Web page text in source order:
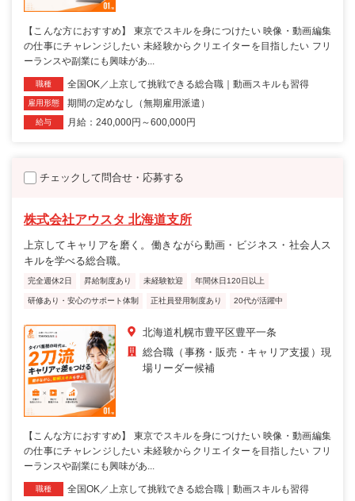
【こんな方におすすめ】 東京でスキルを身につけたい 映像・動画編集
の仕事にチャレンジしたい 未経験からクリエイターを目指したい フリ
ーランスや副業にも興味があ...
職種 全国OK／上京して挑戦できる総合職｜動画スキルも習得
雇用形態 期間の定めなし（無期雇用派遣）
給与 月給：240,000円～600,000円
チェックして問合せ・応募する
株式会社アウスタ 北海道支所
上京してキャリアを磨く。働きながら動画・ビジネス・社会人ス
キルを学べる総合職。
完全週休2日 昇給制度あり 未経験歓迎 年間休日120日以上
研修あり・安心のサポート体制 正社員登用制度あり 20代が活躍中
北海道札幌市豊平区豊平一条
総合職（事務・販売・キャリア支援）現
場リーダー候補
【こんな方におすすめ】 東京でスキルを身につけたい 映像・動画編集
の仕事にチャレンジしたい 未経験からクリエイターを目指したい フリ
ーランスや副業にも興味があ...
職種 全国OK／上京して挑戦できる総合職｜動画スキルも習得